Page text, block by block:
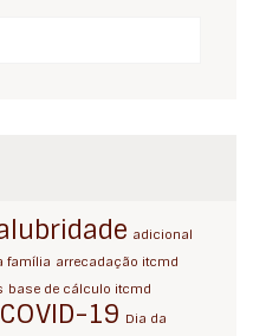
adicional
família arrecadação itcmd
base de cálculo itcmd
COVID-19 Dia da